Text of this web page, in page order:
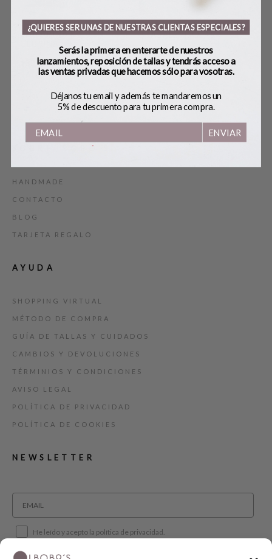
BAILARINA KITTEN
180,00€
BRAZALETE OLAS
45,00 €
SOBRE BOBO’S
HANDMADE
CONTACTO
BLOG
TARJETA REGALO
AYUDA
SHOPPING VIRTUAL
MÉTODO DE COMPRA
GUÍA DE TALLAS Y CUIDADOS
CAMBIOS Y DEVOLUCIONES
TÉRMINIOS Y CONDICIONES
AVISO LEGAL
POLÍTICA DE PRIVACIDAD
POLÍTICA DE COOKIES
NEWSLETTER
He leído y acepto la política de privacidad.
¿QUIERES SER UNAS DE NUESTRAS CLIENTAS ESPECIALES?
Serás la primera en enterarte de nuestros
lanzamientos, reposición de tallas y tendrás acceso a
las ventas privadas que hacemos sólo para vosotras.
Déjanos tu email y además te mandaremos un
5% de descuento para tu primera compra.
ENVIAR